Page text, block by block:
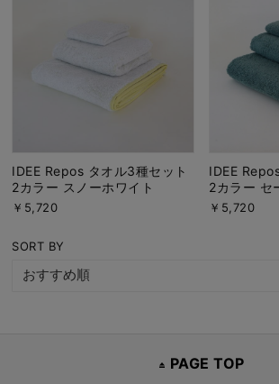
IDEE Repos タオル3種セット
2カラー スノーホワイト
￥5,720
IDEE
2カラー セ
￥5,720
SORT BY
PAGE TOP